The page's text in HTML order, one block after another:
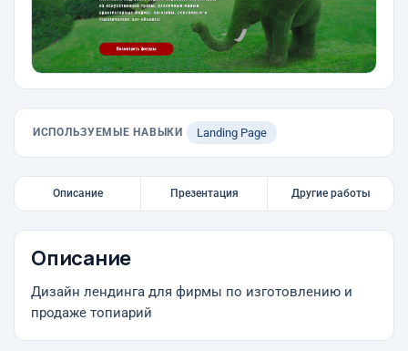
ИСПОЛЬЗУЕМЫЕ НАВЫКИ Landing Page
Описание Презентация Другие работы
Описание
Дизайн лендинга для фирмы по изготовлению и
продаже топиарий